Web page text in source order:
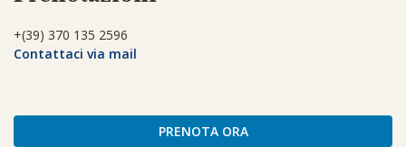
+(39) 370 135 2596
Contattaci via mail
PRENOTA ORA